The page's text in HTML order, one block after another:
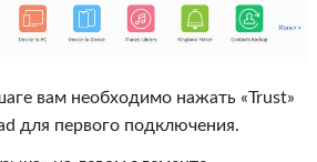
вам необходимо нажать «Trust»
для первого подключения.